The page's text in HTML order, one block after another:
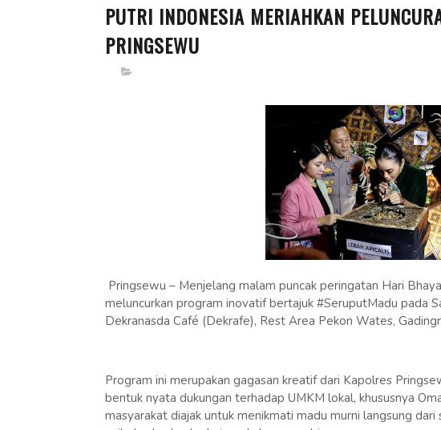
PUTRI INDONESIA MERIAHKAN
PRINGSEWU
Pringsewu – Menjelang malam puncak peringatan Hari
meluncurkan program inovatif bertajuk #SeruputMadu pada
Dekranasda Café (Dekrafe), Rest Area Pekon Wates,
Program ini merupakan gagasan kreatif dari Kapolres
bentuk nyata dukungan terhadap UMKM lokal, khususnya
masyarakat diajak untuk menikmati madu murni langsung